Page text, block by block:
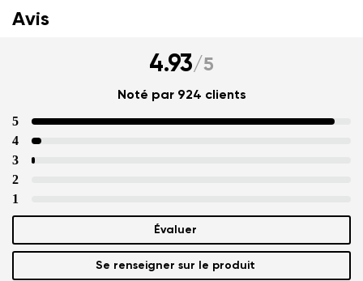
Avis
4.93/5
Noté par 924 clients
5
4
3
2
1
Évaluer
Se renseigner sur le produit